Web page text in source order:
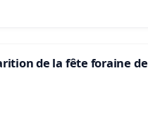
de la fête foraine de